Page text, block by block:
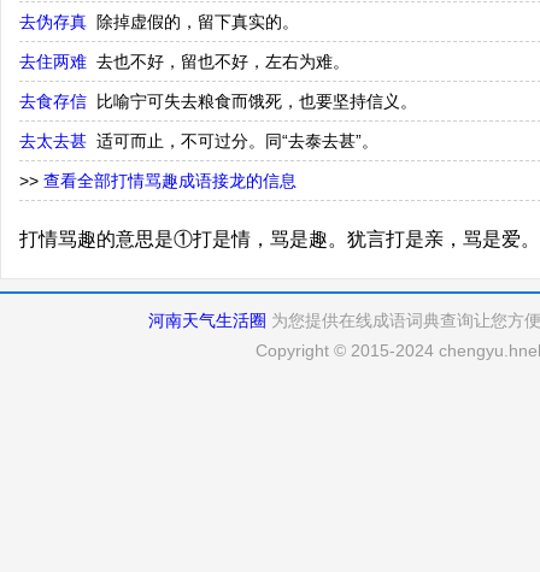
去伪存真 除掉虚假的，留下真实的。
去住两难 去也不好，留也不好，左右为难。
去食存信 比喻宁可失去粮食而饿死，也要坚持信义。
去太去甚 适可而止，不可过分。同“去泰去甚”。
>> 查看全部打情骂趣成语接龙的信息
打情骂趣的意思是①打是情，骂是趣。犹言打是亲，骂是爱
河南天气生活圈 为您提供在线成语词典查询让您方
Copyright © 2015-2024